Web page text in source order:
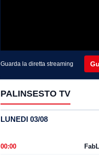
Guarda la diretta streaming
PALINSESTO TV
LUNEDI 03/08
00:00